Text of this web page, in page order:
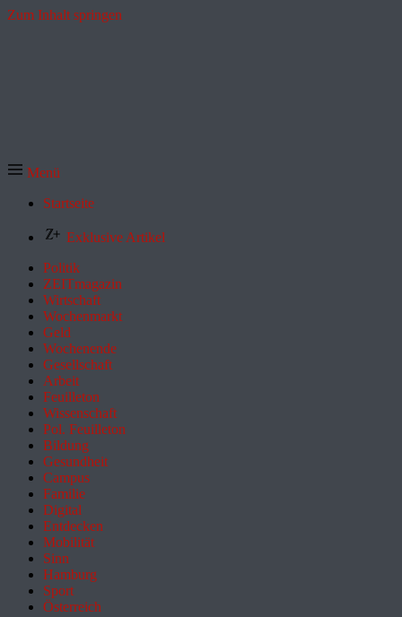
Zum Inhalt springen
Menü
Startseite
Exklusive Artikel
Politik
ZEITmagazin
Wirtschaft
Wochenmarkt
Geld
Wochenende
Gesellschaft
Arbeit
Feuilleton
Wissenschaft
Pol. Feuilleton
Bildung
Gesundheit
Campus
Familie
Digital
Entdecken
Mobilität
Sinn
Hamburg
Sport
Österreich